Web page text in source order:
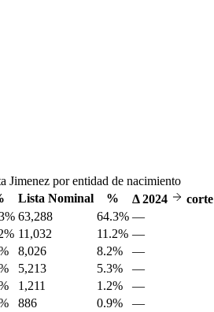
Jimenez por entidad de nacimiento
Lista Nominal % Δ2024
corte
63,288 64.3% —
11,032 11.2% —
8,026 8.2%
—
5,213 5.3%
—
1,211 1.2%
—
886 0.9%
—